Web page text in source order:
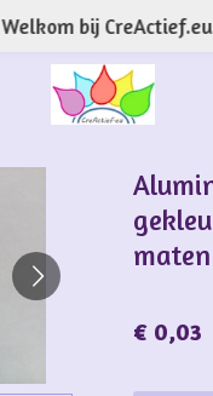
Welkom bij
maten
€ 0,03